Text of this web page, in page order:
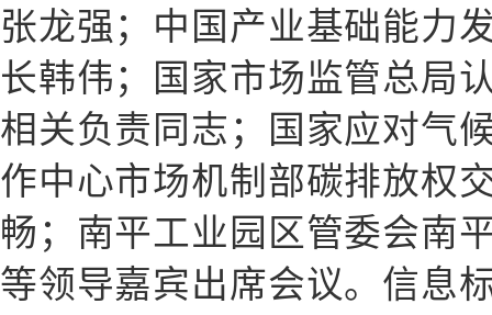
张龙强；中国产业基础能力
长韩伟；国家市场监管总局
相关负责同志；国家应对气
作中心市场机制部碳排放权
畅；南平工业园区管委会南
等领导嘉宾出席会议。信息